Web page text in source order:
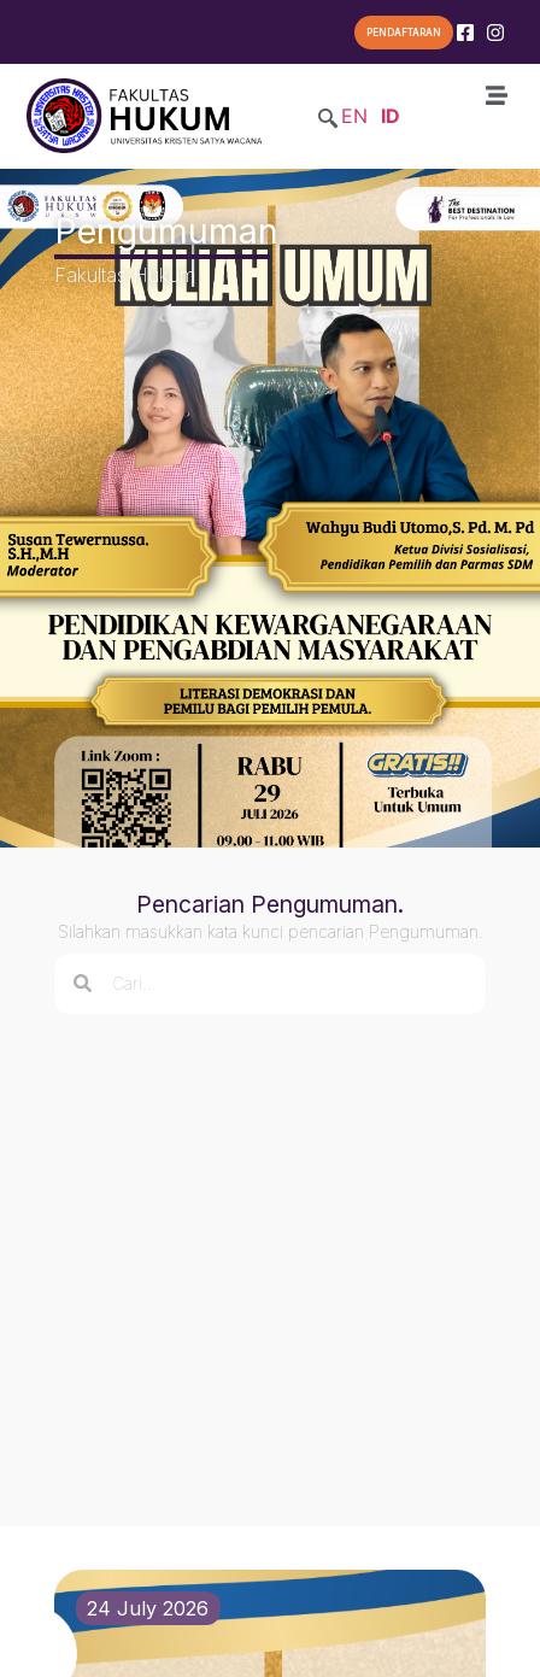
PENDAFTARAN
EN ID
Pengumuman
Fakultas Hukum
Pencarian Pengumuman.
Silahkan masukkan kata kunci pencarian Pengumuman.
24 July 2026